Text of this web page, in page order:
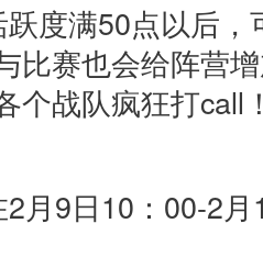
跃度满50点以后
比赛也会给阵营
个战队疯狂打call
2月9日10：00-2